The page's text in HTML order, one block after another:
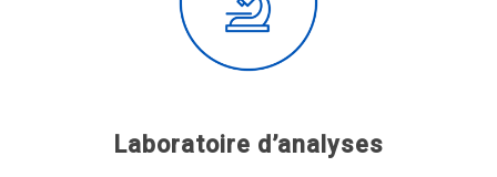
Laboratoire d’analyses